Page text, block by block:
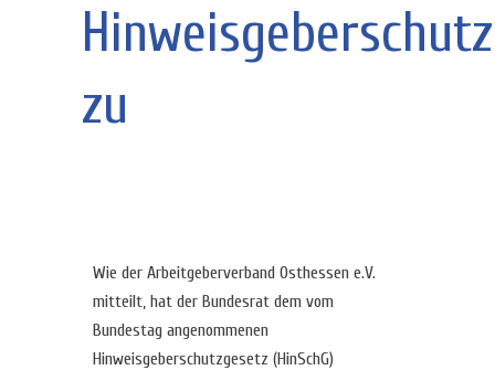
zu
Wie der Arbeitgeberverband Osthessen e.V.
mitteilt, hat der Bundesrat dem vom
Bundestag angenommenen
Hinweisgeberschutzgesetz (HinSchG)